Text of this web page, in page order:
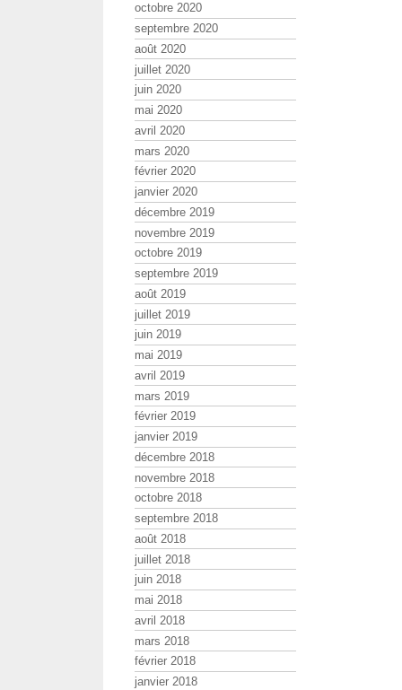
octobre 2020
septembre 2020
août 2020
juillet 2020
juin 2020
mai 2020
avril 2020
mars 2020
février 2020
janvier 2020
décembre 2019
novembre 2019
octobre 2019
septembre 2019
août 2019
juillet 2019
juin 2019
mai 2019
avril 2019
mars 2019
février 2019
janvier 2019
décembre 2018
novembre 2018
octobre 2018
septembre 2018
août 2018
juillet 2018
juin 2018
mai 2018
avril 2018
mars 2018
février 2018
janvier 2018